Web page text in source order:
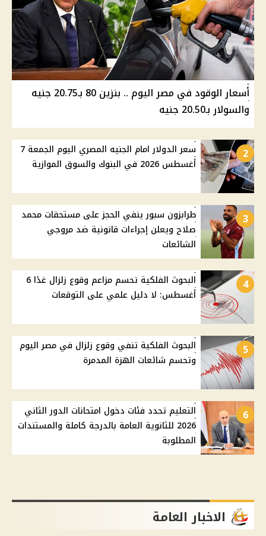
أسعار الوقود في مصر اليوم .. بنزين 80 بـ20.75 جنيه
والسولار بـ20.50 جنيه
2
سعر الدولار امام الجنيه المصري اليوم الجمعة 7
أغسطس 2026 في البنوك والسوق الموازية
3
طرابزون سبور ينفي الحجز على مستحقات محمد
صلاح ويعلن إجراءات قانونية ضد مروجي
الشائعات
4
البحوث الفلكية تحسم مزاعم وقوع زلزال غدًا 6
أغسطس: لا دليل علمي على التوقعات
5
البحوث الفلكية تنفي وقوع زلزال في مصر اليوم
وتحسم شائعات الهزة المدمرة
6
التعليم تحدد فئات دخول امتحانات الدور الثاني
2026 للثانوية العامة بالدرجة كاملة والمستندات
المطلوبة
الاخبار العامة